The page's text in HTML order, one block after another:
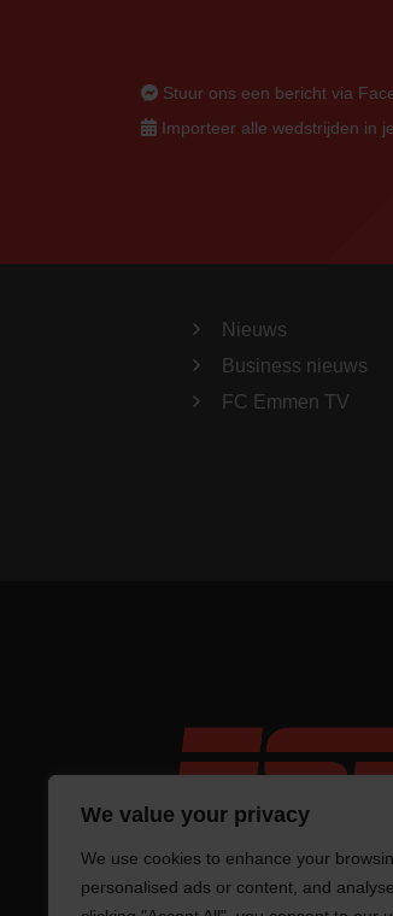
We value your privacy
We use cookies to enhance your
personalised ads or content, and
Stuur ons een bericht via
Importeer alle wedstrijden in
Nieuws
Business nieuws
FC Emmen TV